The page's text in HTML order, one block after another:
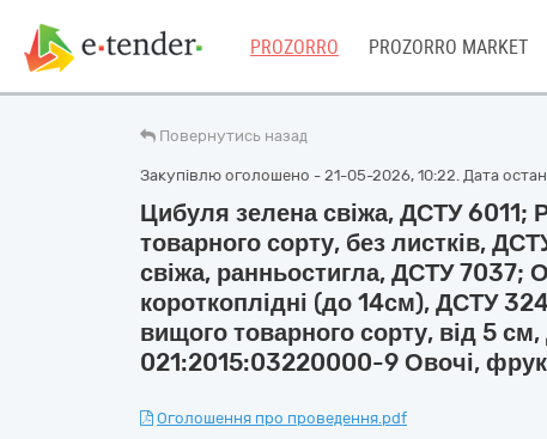
PROZORRO PROZORRO MARKET
Повернутись назад
Закупівлю оголошено - 21-05-2026, 10:22. Дата
Цибуля зелена свіжа, ДСТУ 6011;
товарного сорту, без листків,
свіжа, ранньостигла, ДСТУ 7037;
короткоплідні (до 14см), ДСТУ
вищого товарного сорту, від 5
021:2015:03220000-9 Овочі,
Оголошення про проведення.pdf